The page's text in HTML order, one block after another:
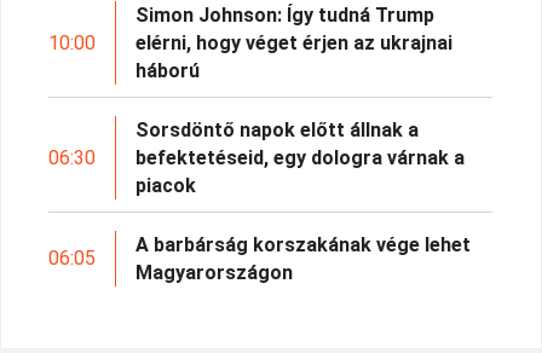
10:00
Simon Johnson: Így tudná Trump
elérni, hogy véget érjen az ukrajnai
háború
06:30
Sorsdöntő napok előtt állnak a
befektetéseid, egy dologra várnak a
piacok
06:05
A barbárság korszakának vége lehet
Magyarországon